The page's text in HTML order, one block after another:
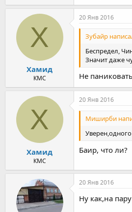
Х
Хамид
КМС
20 Янв 2016
Зубайр
Беспредел,
Значит даже
Не
Х
Хамид
КМС
20 Янв 2016
Миширби
Баир, что ли?
20 Янв 2016
Ну как,на